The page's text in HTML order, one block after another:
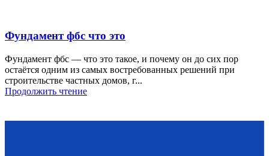
Фундамент фбс что это
Фундамент фбс — что это такое, и почему он до сих пор
остаётся одним из самых востребованных решений при
строительстве частных домов, г...
Продолжить чтение